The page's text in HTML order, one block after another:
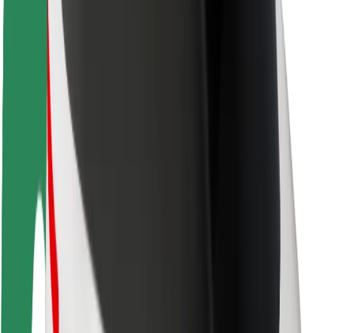
Sicherheitslabor
Städte
Standorte
Lösungen für Städte
Flughäfen
Bolt Ladestationen
Support
Für Nutzer:innen